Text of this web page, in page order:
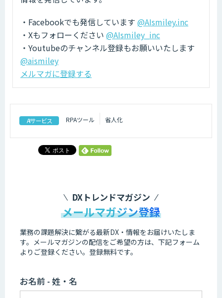
・Facebookでも発信しています @AIsmiley.inc
・Xもフォローください @AIsmiley_inc
・Youtubeのチャンネル登録もお願いいたします
@aismiley
メルマガに登録する
AIサービス RPAツール 省人化
DXトレンドマガジン
メールマガジン登録
業務の課題解決に繋がる最新DX・情報をお届けいたしま
す。 メールマガジンの配信をご希望の方は、下記フォーム
よりご登録ください。登録無料です。
お名前 - 姓・名